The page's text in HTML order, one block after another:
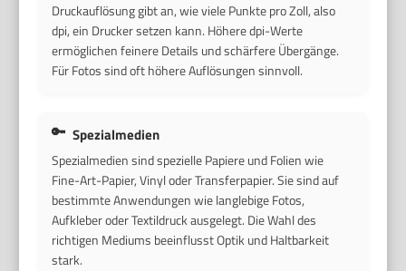
Druckauflösung gibt an, wie viele Punkte pro Zoll, also
dpi, ein Drucker setzen kann. Höhere dpi-Werte
ermöglichen feinere Details und schärfere Übergänge.
Für Fotos sind oft höhere Auflösungen sinnvoll.
Spezialmedien
Spezialmedien sind spezielle Papiere und Folien wie
Fine-Art-Papier, Vinyl oder Transferpapier. Sie sind auf
bestimmte Anwendungen wie langlebige Fotos,
Aufkleber oder Textildruck ausgelegt. Die Wahl des
richtigen Mediums beeinflusst Optik und Haltbarkeit
stark.